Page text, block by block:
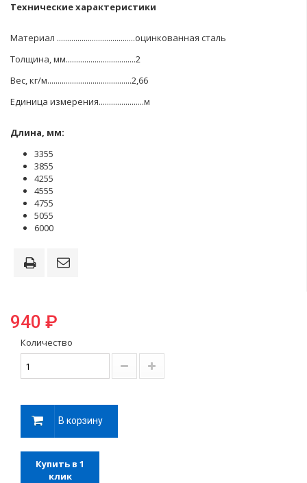
Технические характеристики
Материал ......................................оцинкованная сталь
Толщина, мм..................................2
Вес, кг/м.........................................2,66
Единица измерения......................м
Длина, мм:
3355
3855
4255
4555
4755
5055
6000
940 ₽
Количество
В корзину
Купить в 1
клик